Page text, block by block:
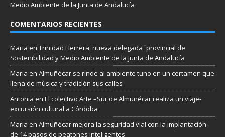
Medio Ambiente de la Junta de Andalucía
COMENTARIOS RECIENTES
Maria en Trinidad Herrera, nueva delegada `provincial de
Sostenibilidad y Medio Ambiente de la Junta de Andalucía
Maria en Almuñécar se rinde al ambiente tuno en un certamen que
llena de música y tradición sus calles
Antonia en El colectivo Arte –Sur de Almuñécar realiza un viaje-
excursión cultural a Córdoba
Maria en Almuñécar mejora la seguridad vial con la implantación
de 14 pasos de peatones inteligentes